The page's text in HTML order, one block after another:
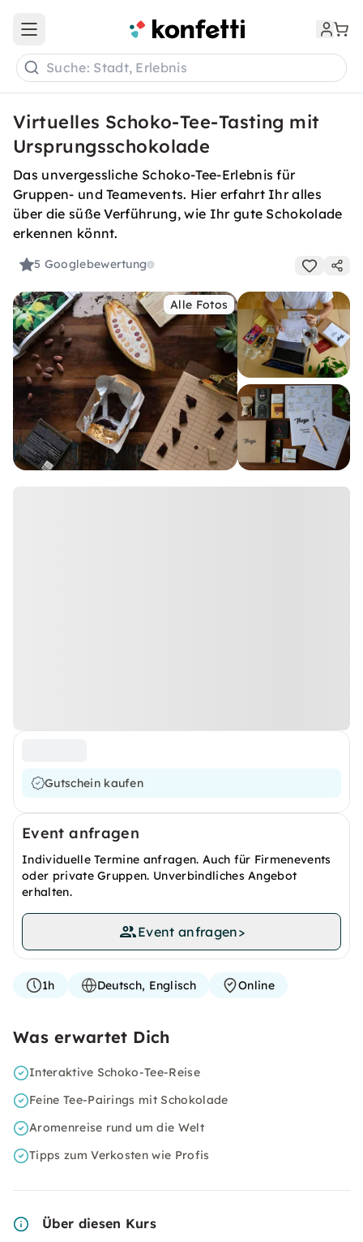
Open main menu
Suche: Stadt, Erlebnis
Virtuelles Schoko-Tee-Tasting mit
Ursprungsschokolade
Das unvergessliche Schoko-Tee-Erlebnis für
Gruppen- und Teamevents. Hier erfahrt Ihr alles
über die süße Verführung, wie Ihr gute Schokolade
erkennen könnt.
5 Googlebewertung
Alle Fotos
Gutschein kaufen
Event anfragen
Individuelle Termine anfragen. Auch für Firmenevents
oder private Gruppen. Unverbindliches Angebot
erhalten.
Event anfragen>
1h Deutsch, Englisch Online
Was erwartet Dich
Interaktive Schoko-Tee-Reise
Feine Tee-Pairings mit Schokolade
Aromenreise rund um die Welt
Tipps zum Verkosten wie Profis
Über diesen Kurs